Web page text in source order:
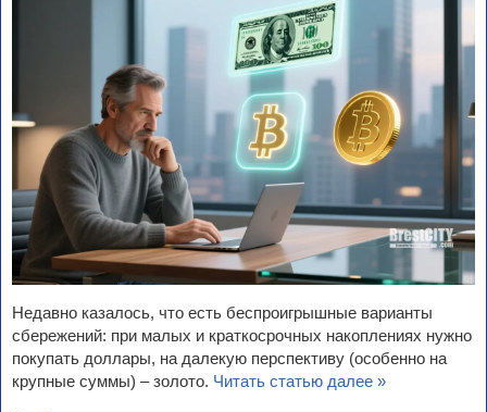
Недавно казалось, что есть беспроигрышные варианты
сбережений: при малых и краткосрочных накоплениях нужно
покупать доллары, на далекую перспективу (особенно на
крупные суммы) – золото. Читать статью далее »